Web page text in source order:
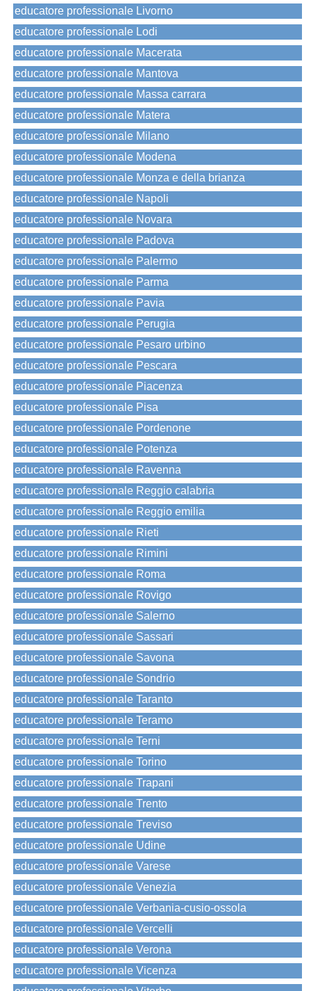
educatore professionale Livorno
educatore professionale Lodi
educatore professionale Macerata
educatore professionale Mantova
educatore professionale Massa carrara
educatore professionale Matera
educatore professionale Milano
educatore professionale Modena
educatore professionale Monza e della brianza
educatore professionale Napoli
educatore professionale Novara
educatore professionale Padova
educatore professionale Palermo
educatore professionale Parma
educatore professionale Pavia
educatore professionale Perugia
educatore professionale Pesaro urbino
educatore professionale Pescara
educatore professionale Piacenza
educatore professionale Pisa
educatore professionale Pordenone
educatore professionale Potenza
educatore professionale Ravenna
educatore professionale Reggio calabria
educatore professionale Reggio emilia
educatore professionale Rieti
educatore professionale Rimini
educatore professionale Roma
educatore professionale Rovigo
educatore professionale Salerno
educatore professionale Sassari
educatore professionale Savona
educatore professionale Sondrio
educatore professionale Taranto
educatore professionale Teramo
educatore professionale Terni
educatore professionale Torino
educatore professionale Trapani
educatore professionale Trento
educatore professionale Treviso
educatore professionale Udine
educatore professionale Varese
educatore professionale Venezia
educatore professionale Verbania-cusio-ossola
educatore professionale Vercelli
educatore professionale Verona
educatore professionale Vicenza